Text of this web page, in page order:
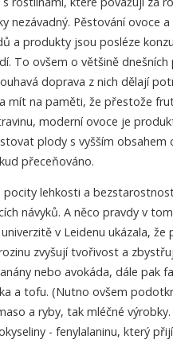
nezávadný. Pěstování ovoce
a produkty jsou posléze
To ovšem o většině
doprava z nich dělají
mít na paměti, že přestože
moderní ovoce je
plody s vyšším obsahem
přeceňováno.
lehkosti a
návyků. A něco pravdy v
v Leidenu ukázala, že
zvyšují tvořivost a
nebo avokáda, dále pak
a tofu. (Nutno ovšem
a ryby, tak mléčné
- fenylalaninu, který